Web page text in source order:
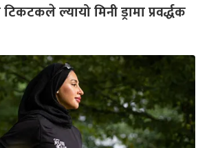
ल्यायो मिनी ड्रामा प्रवर्द्धक